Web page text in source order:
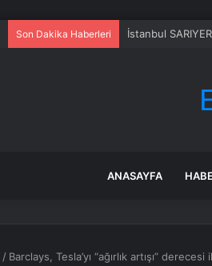
Son Dakika Haberleri İstanbul
ANASAYFA
/ Barclays, Tesla’yı “ağırlık artışı”